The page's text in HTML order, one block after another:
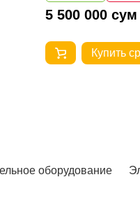
5 300 000 сум
Купить
оборудование